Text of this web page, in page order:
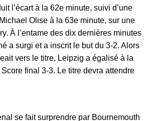
l’écart à la 62e minute, suivi d’une
Olise à la 63e minute, sur une
À l’entame des dix dernières minutes
a surgi et a inscrit le but du 3-2. Alors
vers le titre, Leipzig a égalisé à la
final 3-3. Le titre devra attendre
se fait surprendre par Bournemouth